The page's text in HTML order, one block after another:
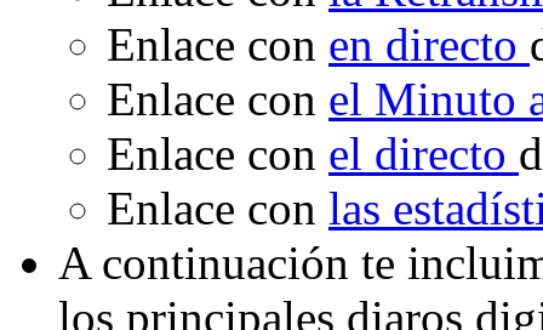
Enlace con en directo
Enlace con el Minuto
Enlace con el directo
Enlace con las
A continuación te
los principales diaros